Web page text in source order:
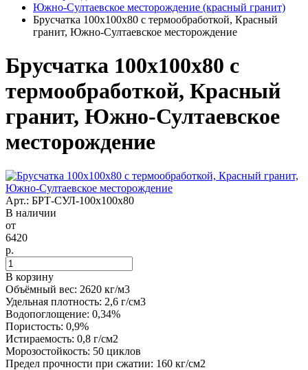
Южно-Султаевское месторождение (красный гранит)
Брусчатка 100x100x80 с термообработкой, Красный
гранит, Южно-Султаевское месторождение
Брусчатка 100x100x80 с
термообработкой, Красный
гранит, Южно-Султаевское
месторождение
Арт.: БРТ-СУЛ-100х100х80
В наличии
от
6420
р.
В корзину
Объёмный вес: 2620 кг/м3
Удельная плотность: 2,6 г/см3
Водопоглощение: 0,34%
Пористость: 0,9%
Истираемость: 0,8 г/см2
Морозостойкость: 50 циклов
Предел прочности при сжатии: 160 кг/см2